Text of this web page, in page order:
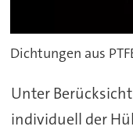
Dichtungen aus
Unter
individuell der